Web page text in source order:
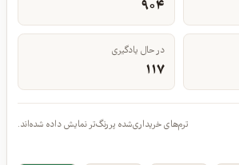
بازدید این جلسه
۹۰۴
در حال یادگیری
۱۱۷